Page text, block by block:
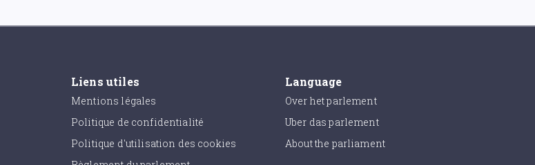
Liens utiles
Mentions légales
Politique de confidentialité
Politique d'utilisation des cookies
Language
Over het parlement
Uber das parlement
About the parliament